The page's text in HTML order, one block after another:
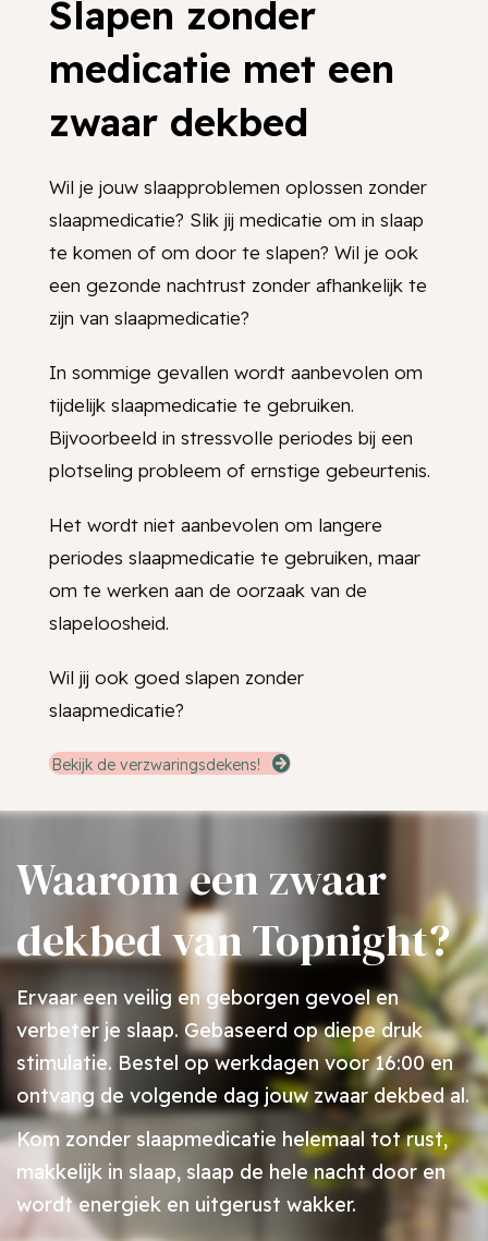
Slapen zonder
medicatie met een
zwaar dekbed
Wil je jouw slaapproblemen oplossen zonder
slaapmedicatie? Slik jij medicatie om in slaap
te komen of om door te slapen? Wil je ook
een gezonde nachtrust zonder afhankelijk te
zijn van slaapmedicatie?
In sommige gevallen wordt aanbevolen om
tijdelijk slaapmedicatie te gebruiken.
Bijvoorbeeld in stressvolle periodes bij een
plotseling probleem of ernstige gebeurtenis.
Het wordt niet aanbevolen om langere
periodes slaapmedicatie te gebruiken, maar
om te werken aan de oorzaak van de
slapeloosheid.
Wil jij ook goed slapen zonder
slaapmedicatie?
Bekijk de verzwaringsdekens!
Waarom een zwaar
dekbed van Topnight?
Ervaar een veilig en geborgen gevoel en
verbeter je slaap. Gebaseerd op diepe druk
stimulatie. Bestel op werkdagen voor 16:00 en
ontvang de volgende dag jouw zwaar dekbed al.
Kom zonder slaapmedicatie helemaal tot rust,
makkelijk in slaap, slaap de hele nacht door en
wordt energiek en uitgerust wakker.